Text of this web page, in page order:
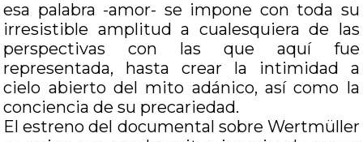
esa palabra -amor- se impone con toda su
irresistible amplitud a cualesquiera de las
perspectivas con las que aquí fue
representada, hasta crear la intimidad a
cielo abierto del mito adánico, así como la
conciencia de su precariedad.
El estreno del documental sobre Wertmüller